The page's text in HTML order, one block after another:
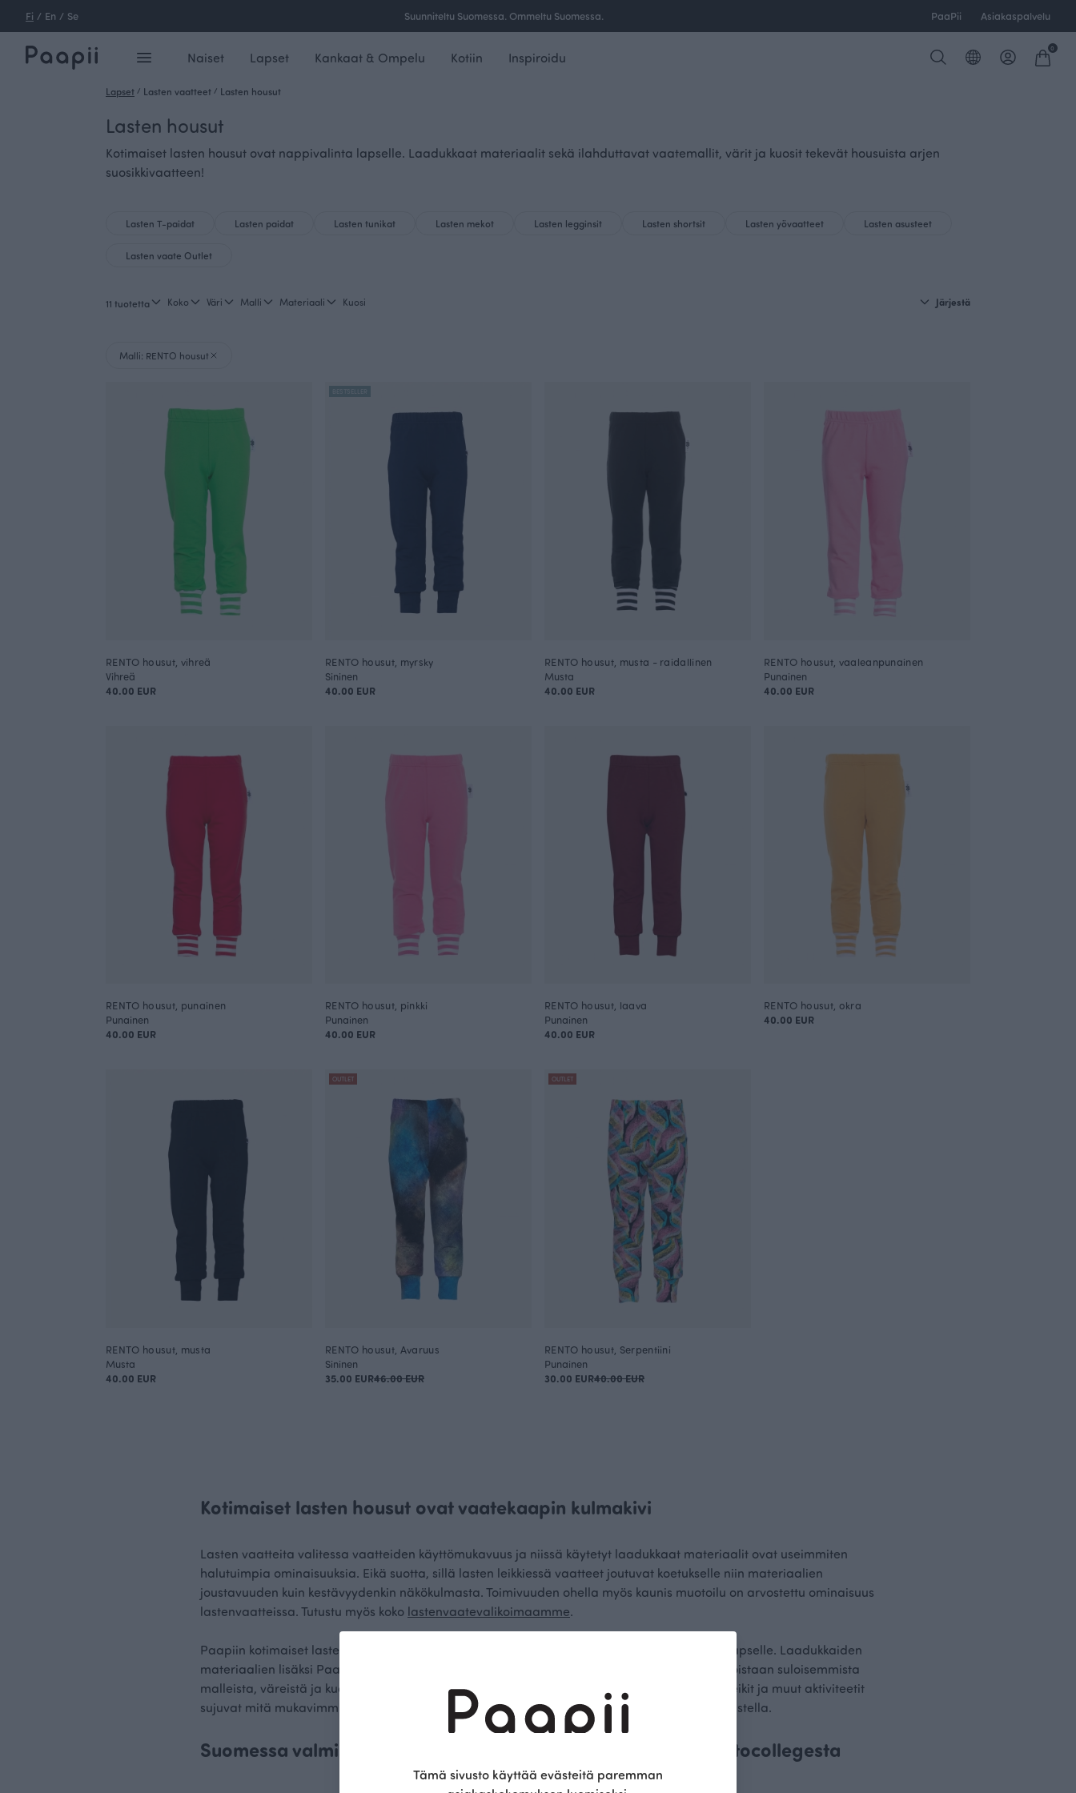
Fi / En / Se Suunniteltu Suomessa. Ommeltu Suomessa. PaaPii Asiakaspalvelu
Naiset Lapset Kankaat & Ompelu Kotiin Inspiroidu
0
Lapset / Lasten vaatteet / Lasten housut
Lasten housut
Kotimaiset lasten housut ovat nappivalinta lapselle. Laadukkaat materiaalit sekä ilahduttavat vaatemallit, värit ja kuosit tekevät housuista arjen
suosikkivaatteen!
Lasten T-paidat Lasten paidat Lasten tunikat Lasten mekot Lasten legginsit Lasten shortsit Lasten yövaatteet Lasten asusteet
Lasten vaate Outlet
11 tuotetta Koko Väri Malli Materiaali Kuosi Järjestä
Malli: RENTO housut
RENTO housut, vihreä
Vihreä
40.00 EUR
BESTSELLER
RENTO housut, myrsky
Sininen
40.00 EUR
RENTO housut, musta - raidallinen
Musta
40.00 EUR
RENTO housut, vaaleanpunainen
Punainen
40.00 EUR
RENTO housut, punainen
Punainen
40.00 EUR
RENTO housut, pinkki
Punainen
40.00 EUR
RENTO housut, laava
Punainen
40.00 EUR
RENTO housut, okra
40.00 EUR
RENTO housut, musta
Musta
40.00 EUR
OUTLET
RENTO housut, Avaruus
Sininen
35.00 EUR46.00 EUR
OUTLET
RENTO housut, Serpentiini
Punainen
30.00 EUR40.00 EUR
Kotimaiset lasten housut ovat vaatekaapin kulmakivi
Lasten vaatteita valitessa vaatteiden käyttömukavuus ja niissä käytetyt laadukkaat materiaalit ovat useimmiten
halutuimpia ominaisuuksia. Eikä suotta, sillä lasten leikkiessä vaatteet joutuvat koetukselle niin materiaalien
joustavuuden kuin kestävyydenkin näkökulmasta. Toimivuuden ohella myös kaunis muotoilu on arvostettu ominaisuus
lastenvaatteissa. Tutustu myös koko lastenvaatevalikoimaamme.
Paapiin kotimaiset lasten housut ovat täydellinen ratkaisu jokaiselle leikkivälle ja liikkuvalle lapselle. Laadukkaiden
materiaalien lisäksi Paapiin housut lapsille hankkimalla valinnan pääsee tekemään toinen toistaan suloisemmista
malleista, väreistä ja kuoseista. Joustavasta materiaalista valmistetuissa Paapii-housuissa leikit ja muut aktiviteetit
sujuvat mitä mukavimmin riippumatta siitä, mitä hauskaa lapsi milläkin hetkellä keksii puuhastella.
Suomessa valmistetut housut lapsille luomupuuvillaisesta joustocollegesta
Tämä sivusto käyttää evästeitä paremman